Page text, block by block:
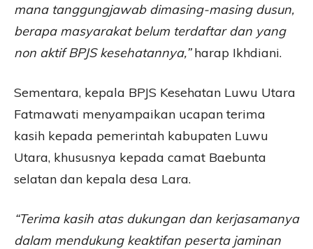
mana tanggungjawab dimasing-masing dusun,
berapa masyarakat belum terdaftar dan yang
non aktif BPJS kesehatannya,”harap Ikhdiani.
Sementara, kepala BPJS Kesehatan Luwu Utara
Fatmawati menyampaikan ucapan terima
kasih kepada pemerintah kabupaten Luwu
Utara, khususnya kepada camat Baebunta
selatan dan kepala desa Lara.
“Terima kasih atas dukungan dan kerjasamanya
dalam mendukung keaktifan peserta jaminan